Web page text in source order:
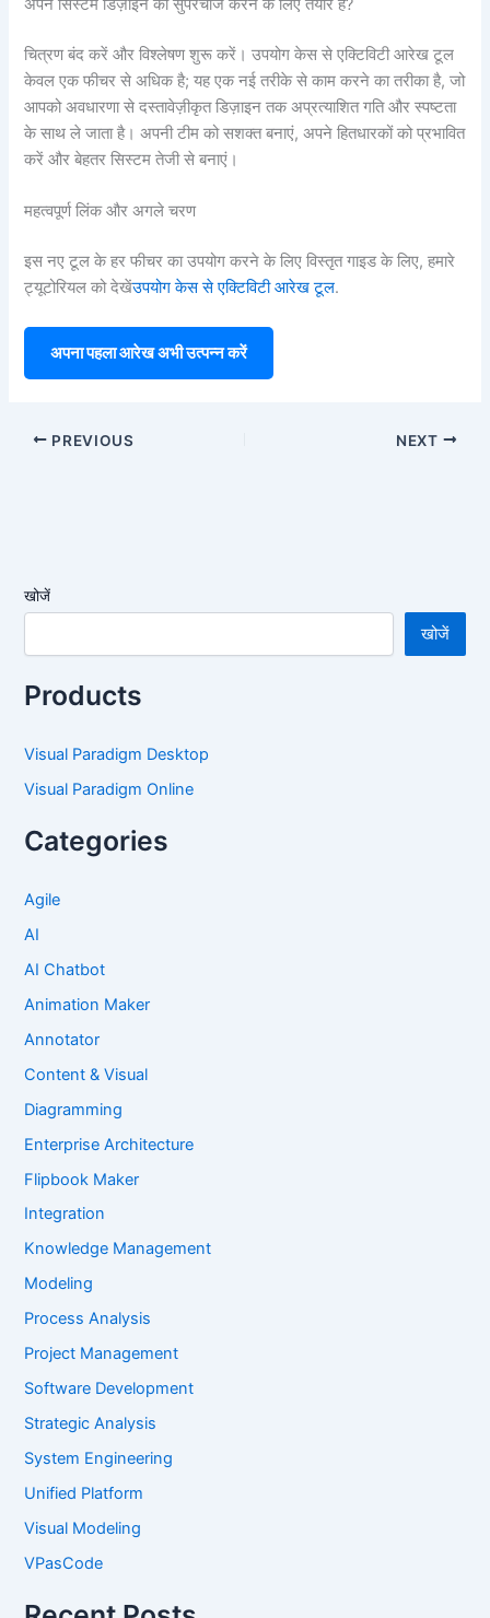
अपने सिस्टम डिज़ाइन को सुपरचार्ज करने के लिए तैयार हैं?
चित्रण बंद करें और विश्लेषण शुरू करें। उपयोग केस से एक्टिविटी आरेख टूल
केवल एक फीचर से अधिक है; यह एक नई तरीके से काम करने का तरीका है, जो
आपको अवधारणा से दस्तावेज़ीकृत डिज़ाइन तक अप्रत्याशित गति और स्पष्टता
के साथ ले जाता है। अपनी टीम को सशक्त बनाएं, अपने हितधारकों को प्रभावित
करें और बेहतर सिस्टम तेजी से बनाएं।
महत्वपूर्ण लिंक और अगले चरण
इस नए टूल के हर फीचर का उपयोग करने के लिए विस्तृत गाइड के लिए, हमारे
ट्यूटोरियल को देखेंउपयोग केस से एक्टिविटी आरेख टूल.
अपना पहला आरेख अभी उत्पन्न करें
PREVIOUS NEXT
खोजें
खोजें
Products
Visual Paradigm Desktop
Visual Paradigm Online
Categories
Agile
AI
AI Chatbot
Animation Maker
Annotator
Content & Visual
Diagramming
Enterprise Architecture
Flipbook Maker
Integration
Knowledge Management
Modeling
Process Analysis
Project Management
Software Development
Strategic Analysis
System Engineering
Unified Platform
Visual Modeling
VPasCode